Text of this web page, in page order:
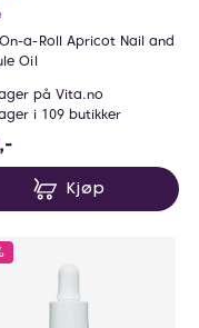
a-Roll Apricot Nail and
Oil
på Vita.no
i 109 butikker
Kjøp